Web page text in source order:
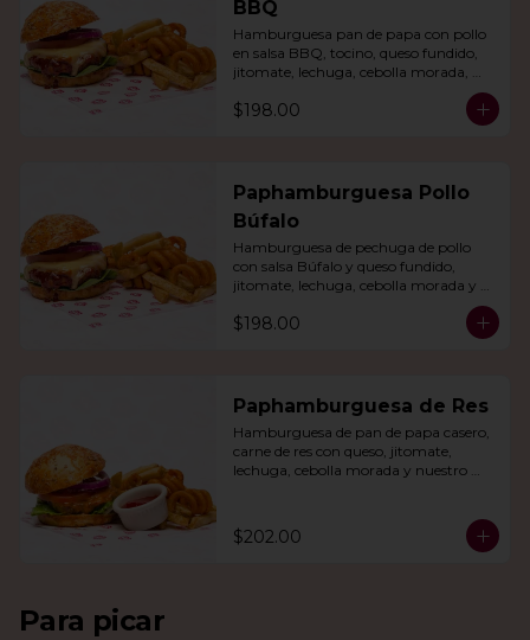
BBQ
Hamburguesa pan de papa con pollo
en salsa BBQ, tocino, queso fundido,
jitomate, lechuga, cebolla morada,
$198.00
Paphamburguesa Pollo
Búfalo
Hamburguesa de pechuga de pollo
con salsa Búfalo y queso fundido,
jitomate, lechuga, cebolla morada y
nuestra salsa especial. Con papas fritas
y rizo.
$198.00
Paphamburguesa de Res
Hamburguesa de pan de papa casero,
carne de res con queso, jitomate,
lechuga, cebolla morada y nuestro
$202.00
Para picar